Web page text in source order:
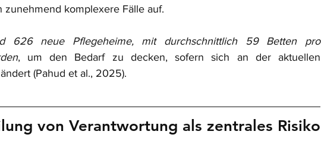
zunehmend komplexere Fälle auf.
626 neue Pflegeheime, mit durchschnittlich 59 Betten pro
, um den Bedarf zu decken, sofern sich an der aktuellen
(Pahud et al., 2025).
von Verantwortung als zentrales Risiko